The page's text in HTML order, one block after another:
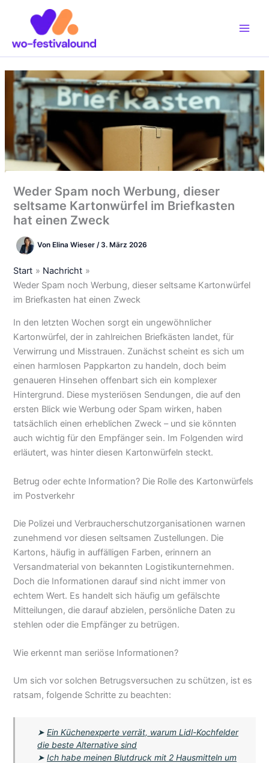
Weder Spam noch Werbung, dieser
seltsame Kartonwürfel im Briefkasten
hat einen Zweck
Von Elina Wieser/ 3. März 2026
Start
Nachricht
Weder Spam noch Werbung, dieser seltsame Kartonwürfel
im Briefkasten hat einen Zweck
In den letzten Wochen sorgt ein ungewöhnlicher
Kartonwürfel, der in zahlreichen Briefkästen landet, für
Verwirrung und Misstrauen. Zunächst scheint es sich um
einen harmlosen Pappkarton zu handeln, doch beim
genaueren Hinsehen offenbart sich ein komplexer
Hintergrund. Diese mysteriösen Sendungen, die auf den
ersten Blick wie Werbung oder Spam wirken, haben
tatsächlich einen erheblichen Zweck – und sie könnten
auch wichtig für den Empfänger sein. Im Folgenden wird
erläutert, was hinter diesen Kartonwürfeln steckt.
Betrug oder echte Information? Die Rolle des Kartonwürfels
im Postverkehr
Die Polizei und Verbraucherschutzorganisationen warnen
zunehmend vor diesen seltsamen Zustellungen. Die
Kartons, häufig in auffälligen Farben, erinnern an
Versandmaterial von bekannten Logistikunternehmen.
Doch die Informationen darauf sind nicht immer von
echtem Wert. Es handelt sich häufig um gefälschte
Mitteilungen, die darauf abzielen, persönliche Daten zu
stehlen oder die Empfänger zu betrügen.
Wie erkennt man seriöse Informationen?
Um sich vor solchen Betrugsversuchen zu schützen, ist es
ratsam, folgende Schritte zu beachten:
➤Ein Küchenexperte verrät, warum Lidl-Kochfelder
die beste Alternative sind
➤Ich habe meinen Blutdruck mit 2 Hausmitteln um